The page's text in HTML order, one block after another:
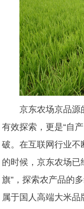
京东农场京品源
有效探索，更是“自
破。在互联网行业
的时候，京东农场已
旗”，探索农产品的
属于国人高端大米品